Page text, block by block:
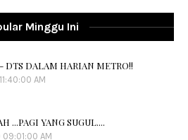
Minggu Ini
DTS DALAM HARIAN METRO!!
AM
...PAGI YANG SUGUL....
AM